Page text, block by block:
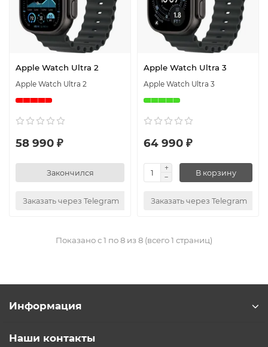
Apple Watch Ultra 2
Apple Watch Ultra 2
58 990 ₽
Закончился
Заказать через Telegram
Apple Watch Ultra 3
Apple Watch Ultra 3
64 990 ₽
В корзину
Заказать через Telegram
Показано с 1 по 8 из 8 (всего 1 страниц)
Информация
Наши контакты